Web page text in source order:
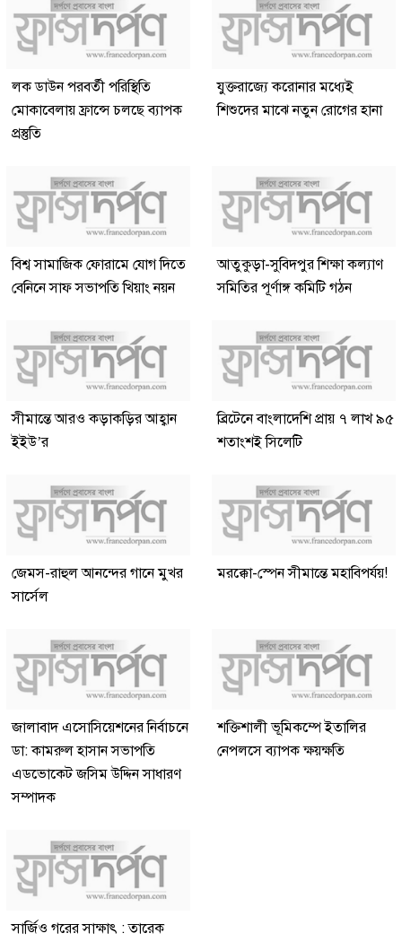
লক ডাউন পরবর্তী পরিস্থিতি
মোকাবেলায় ফ্রান্সে চলছে ব্যাপক
প্রস্তুতি
যুক্তরাজ্যে করোনার মধ্যেই
শিশুদের মাঝে নতুন রোগের হানা
বিশ্ব সামাজিক ফোরামে যোগ দিতে
বেনিনে সাফ সভাপতি খিয়াং নয়ন
আতুকুড়া-সুবিদপুর শিক্ষা কল্যাণ
সমিতির পূর্ণাঙ্গ কমিটি গঠন
সীমান্তে আরও কড়াকড়ির আহ্বান
ইইউ’র
ব্রিটেনে বাংলাদেশি প্রায় ৭ লাখ ৯৫
শতাংশই সিলেটি
জেমস-রাহুল আনন্দের গানে মুখর
সার্সেল
মরক্কো-স্পেন সীমান্তে মহাবিপর্যয়!
জালাবাদ এসোসিয়েশনের নির্বাচনে
ডা: কামরুল হাসান সভাপতি
এডভোকেট জসিম উদ্দিন সাধারণ
সম্পাদক
শক্তিশালী ভূমিকম্পে ইতালির
নেপলসে ব্যাপক ক্ষয়ক্ষতি
সার্জিও গরের সাক্ষাৎ : তারেক